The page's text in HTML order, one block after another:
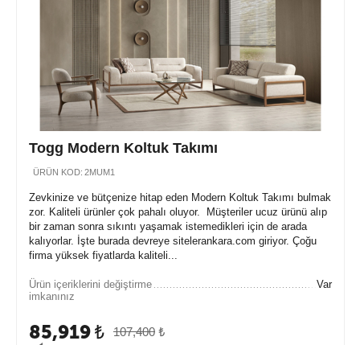
Togg Modern Koltuk Takımı
ÜRÜN KOD: 2MUM1
Zevkinize ve bütçenize hitap eden Modern Koltuk Takımı bulmak
zor. Kaliteli ürünler çok pahalı oluyor. Müşteriler ucuz ürünü alıp
bir zaman sonra sıkıntı yaşamak istemedikleri için de arada
kalıyorlar. İşte burada devreye sitelerankara.com giriyor. Çoğu
firma yüksek fiyatlarda kaliteli...
Ürün içeriklerini değiştirme
imkanınız
Var
107,400 ₺
85,919₺